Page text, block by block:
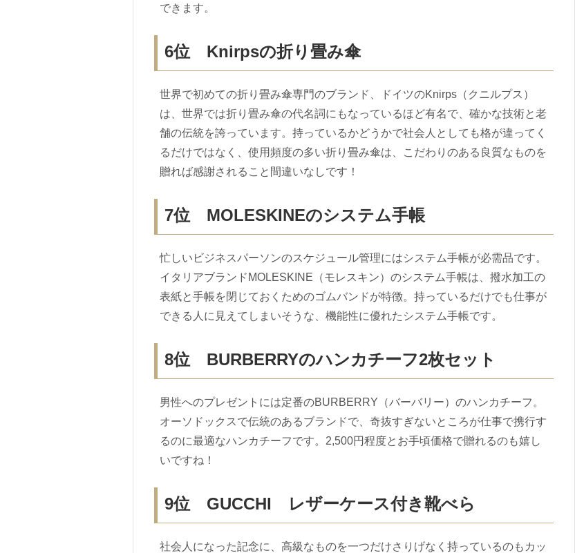
できます。
6位 Knirpsの折り畳み傘
世界で初めての折り畳み傘専門のブランド、ドイツのKnirps（クニルプス）
は、世界では折り畳み傘の代名詞にもなっているほど有名で、確かな技術と老
舗の伝統を誇っています。持っているかどうかで社会人としても格が違ってく
るだけではなく、使用頻度の多い折り畳み傘は、こだわりのある良質なものを
贈れば感謝されること間違いなしです！
7位 MOLESKINEのシステム手帳
忙しいビジネスパーソンのスケジュール管理にはシステム手帳が必需品です。
イタリアブランドMOLESKINE（モレスキン）のシステム手帳は、撥水加工の
表紙と手帳を閉じておくためのゴムバンドが特徴。持っているだけでも仕事が
できる人に見えてしまいそうな、機能性に優れたシステム手帳です。
8位 BURBERRYのハンカチーフ2枚セット
男性へのプレゼントには定番のBURBERRY（バーバリー）のハンカチーフ。
オーソドックスで伝統のあるブランドで、奇抜すぎないところが仕事で携行す
るのに最適なハンカチーフです。2,500円程度とお手頃価格で贈れるのも嬉し
いですね！
9位 GUCCHI レザーケース付き靴べら
社会人になった記念に、高級なものを一つだけさりげなく持っているのもカッ